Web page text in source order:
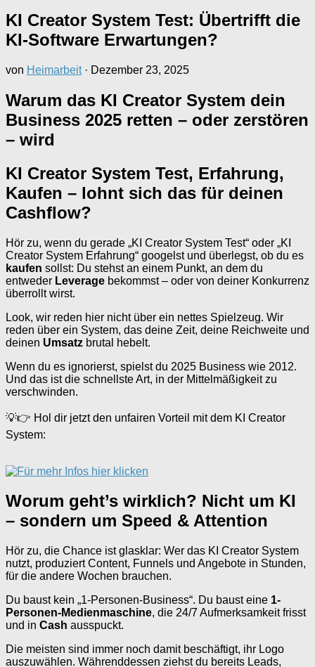
KI Creator System Test: Übertrifft die
KI-Software Erwartungen?
von Heimarbeit · Dezember 23, 2025
Warum das KI Creator System dein
Business 2025 retten – oder zerstören
– wird
KI Creator System Test, Erfahrung,
Kaufen – lohnt sich das für deinen
Cashflow?
Hör zu, wenn du gerade „KI Creator System Test“ oder „KI
Creator System Erfahrung“ googelst und überlegst, ob du es
kaufen sollst: Du stehst an einem Punkt, an dem du
entweder Leverage bekommst – oder von deiner Konkurrenz
überrollt wirst.
Look, wir reden hier nicht über ein nettes Spielzeug. Wir
reden über ein System, das deine Zeit, deine Reichweite und
deinen Umsatz brutal hebelt.
Wenn du es ignorierst, spielst du 2025 Business wie 2012.
Und das ist die schnellste Art, in der Mittelmäßigkeit zu
verschwinden.
💡👉 Hol dir jetzt den unfairen Vorteil mit dem KI Creator
System:
Worum geht’s wirklich? Nicht um KI
– sondern um Speed & Attention
Hör zu, die Chance ist glasklar: Wer das KI Creator System
nutzt, produziert Content, Funnels und Angebote in Stunden,
für die andere Wochen brauchen.
Du baust kein „1-Personen-Business“. Du baust eine 1-
Personen-Medienmaschine, die 24/7 Aufmerksamkeit frisst
und in Cash ausspuckt.
Die meisten sind immer noch damit beschäftigt, ihr Logo
auszuwählen. Währenddessen ziehst du bereits Leads,